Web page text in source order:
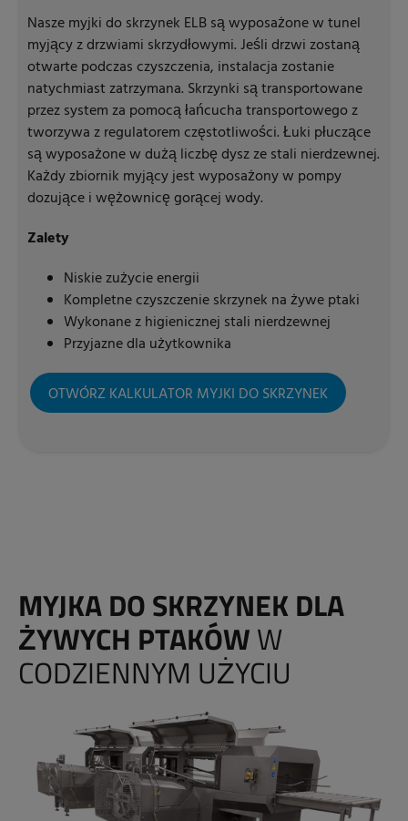
Nasze myjki do skrzynek ELB są wyposażone w tunel
myjący z drzwiami skrzydłowymi. Jeśli drzwi zostaną
otwarte podczas czyszczenia, instalacja zostanie
natychmiast zatrzymana. Skrzynki są transportowane
przez system za pomocą łańcucha transportowego z
tworzywa z regulatorem częstotliwości. Łuki płuczące
są wyposażone w dużą liczbę dysz ze stali nierdzewnej.
Każdy zbiornik myjący jest wyposażony w pompy
dozujące i wężownicę gorącej wody.
Zalety
Niskie zużycie energii
Kompletne czyszczenie skrzynek na żywe ptaki
Wykonane z higienicznej stali nierdzewnej
Przyjazne dla użytkownika
OTWÓRZ KALKULATOR MYJKI DO SKRZYNEK
MYJKA DO SKRZYNEK DLA
ŻYWYCH PTAKÓWW
CODZIENNYM UŻYCIU